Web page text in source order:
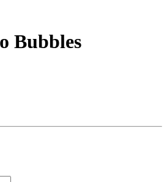
Bubbles